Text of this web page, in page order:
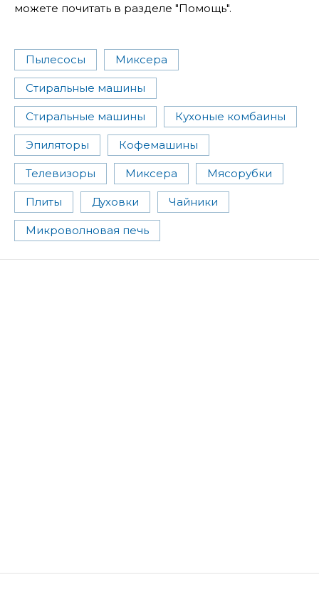
можете почитать в разделе "Помощь".
Пылесосы Миксера
Стиральные машины
Стиральные машины Кухоные комбаины
Эпиляторы Кофемашины
Телевизоры Миксера Мясорубки
Плиты Духовки Чайники
Микроволновая печь